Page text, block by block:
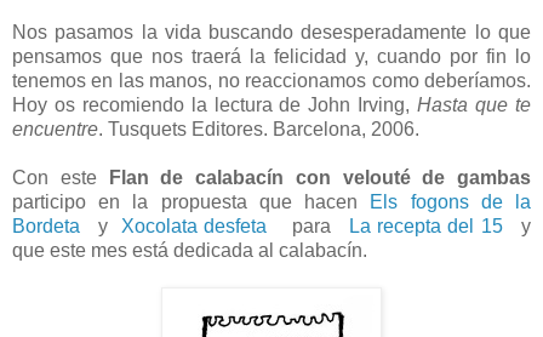
Nos pasamos la vida buscando desesperadamente lo que
pensamos que nos traerá la felicidad y, cuando por fin lo
tenemos en las manos, no reaccionamos como deberíamos.
Hoy os recomiendo la lectura de John Irving,Hasta que te
encuentre. Tusquets Editores. Barcelona, ​​2006.
Con este
Flan de calabacín con velouté de gambas
participo en la propuesta que hacen Els fogons de la
Bordeta y Xocolata desfeta para La recepta del 15y
que este mes está dedicada al calabacín.